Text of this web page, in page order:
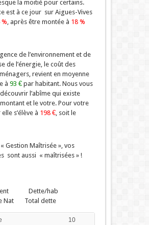
la moitié pour certains.
est à ce jour sur Aigues-Vives
%, après être montée à 18 %
de l’environnement et de
de l’énergie, le coût des
revient en moyenne
à 93 € par habitant. Nous vous
l’abîme qui existe
et le votre. Pour votre
s’élève à 198 €, soit le
Gestion Maîtrisée », vos
sont aussi « maîtrisées » !
Dette/hab
Nat Total dette
10